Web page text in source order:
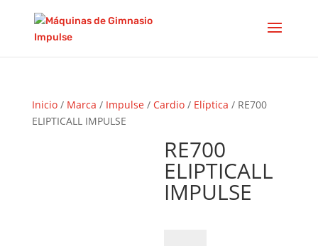
Inicio/ Marca / Impulse/ Cardio/ Elíptica / RE700
ELIPTICALL IMPULSE
RE700
ELIPTICALL
IMPULSE